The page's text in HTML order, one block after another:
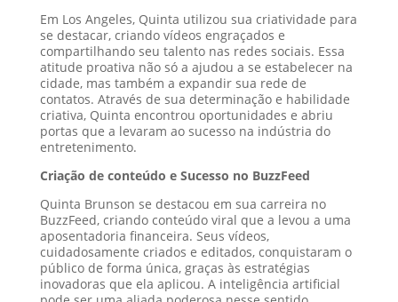
Em Los Angeles, Quinta utilizou sua criatividade para
se destacar, criando vídeos engraçados e
compartilhando seu talento nas redes sociais. Essa
atitude proativa não só a ajudou a se estabelecer na
cidade, mas também a expandir sua rede de
contatos. Através de sua determinação e habilidade
criativa, Quinta encontrou oportunidades e abriu
portas que a levaram ao sucesso na indústria do
entretenimento.
Criação de conteúdo e Sucesso no BuzzFeed
Quinta Brunson se destacou em sua carreira no
BuzzFeed, criando conteúdo viral que a levou a uma
aposentadoria financeira. Seus vídeos,
cuidadosamente criados e editados, conquistaram o
público de forma única, graças às estratégias
inovadoras que ela aplicou. A inteligência artificial